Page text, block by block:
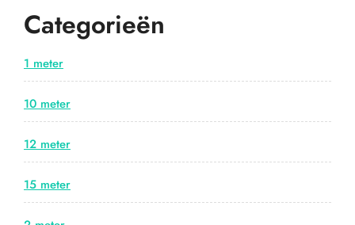
Categorieën
1 meter
10 meter
12 meter
15 meter